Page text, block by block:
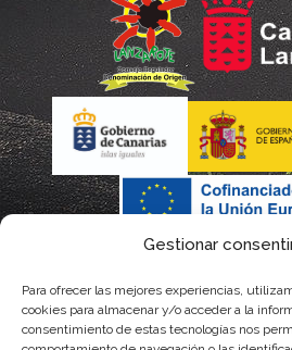
Gestionar
Para ofrecer las mejores experiencias,
cookies para almacenar y/o acceder a la
consentimiento de estas tecnologías nos